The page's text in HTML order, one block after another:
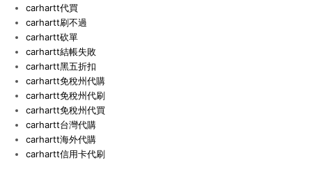
carhartt代買
carhartt刷不過
carhartt砍單
carhartt結帳失敗
carhartt黑五折扣
carhartt免稅州代購
carhartt免稅州代刷
carhartt免稅州代買
carhartt台灣代購
carhartt海外代購
carhartt信用卡代刷